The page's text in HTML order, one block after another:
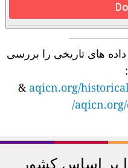
های تاریخی را بررسی
aqicn.org/
&
بر اساس کشور